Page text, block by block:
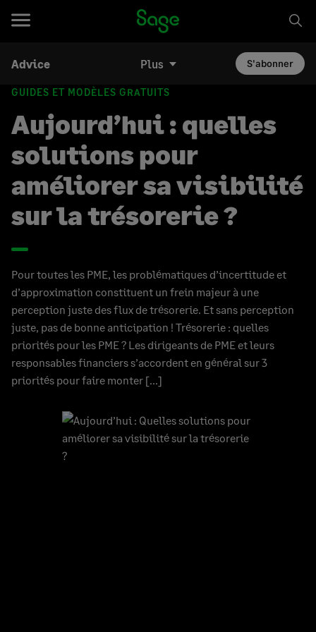
Advice Plus S'abonner
GUIDES ET MODÈLES GRATUITS
Aujourd’hui : quelles
solutions pour
améliorer sa visibilité
sur la trésorerie ?
Pour toutes les PME, les problématiques d’incertitude et
d’approximation constituent un frein majeur à une
perception juste des flux de trésorerie. Et sans perception
juste, pas de bonne anticipation ! Trésorerie : quelles
priorités pour les PME ? Les dirigeants de PME et leurs
responsables financiers s’accordent en général sur 3
priorités pour faire monter […]